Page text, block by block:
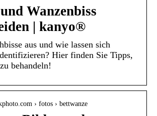
Wanzenbiss
| kanyo®
aus und wie lassen sich
Hier finden Sie Tipps,
behandeln!
› fotos › bettwanze